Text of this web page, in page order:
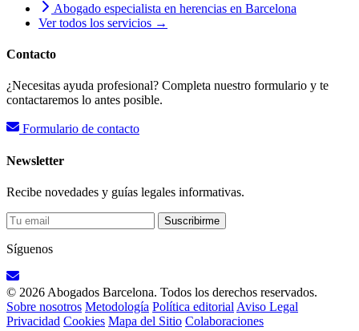
Abogado especialista en herencias en Barcelona
Ver todos los servicios →
Contacto
¿Necesitas ayuda profesional? Completa nuestro formulario y te
contactaremos lo antes posible.
Formulario de contacto
Newsletter
Recibe novedades y guías legales informativas.
Suscribirme
Síguenos
© 2026 Abogados Barcelona. Todos los derechos reservados.
Sobre nosotros Metodología Política editorial Aviso Legal
Privacidad Cookies Mapa del Sitio Colaboraciones